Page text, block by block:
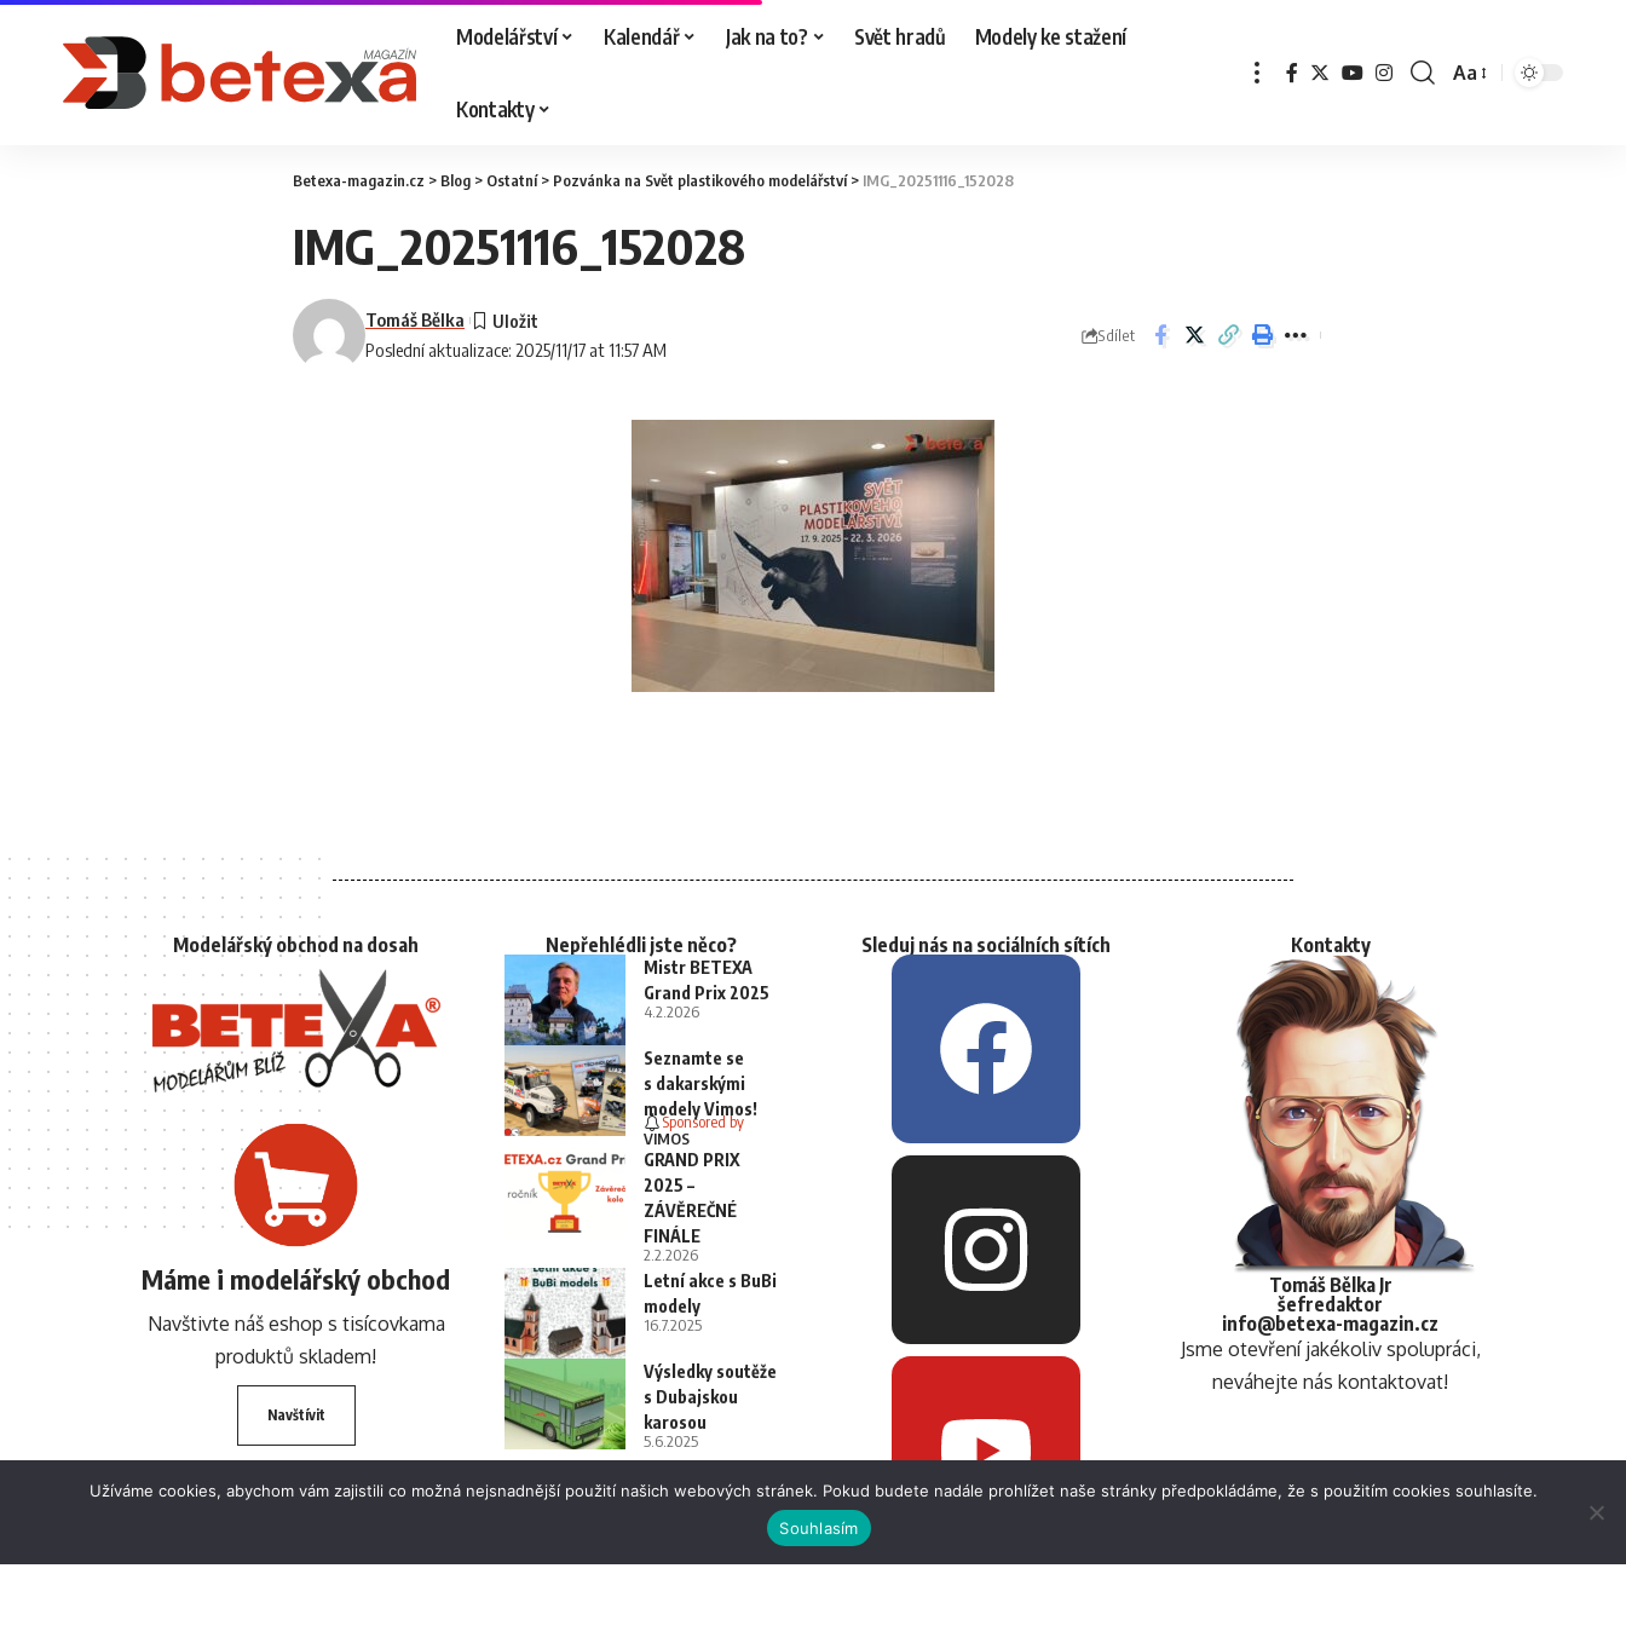
Modelářství Kalendář Jak na to? Svět hradů Modely ke stažení
Kontakty
Aa
Betexa-magazin.cz > Blog > Ostatní> Pozvánka na Svět plastikového modelářství> IMG_20251116_152028
IMG_20251116_152028
Poslední aktualizace: 2025/11/17 at 11:57 AM
Tomáš Bělka
Sdílet
Modelářský obchod na dosah
Máme i modelářský obchod
Navštivte náš eshop s tisícovkama
produktů skladem!
Navštívit
Nepřehlédli jste něco?
Mistr BETEXA
Grand Prix 2025
4.2.2026
Seznamte se
s dakarskými
modely Vimos!
Sponsored by
VIMOS
GRAND PRIX
2025 –
ZÁVĚREČNÉ
FINÁLE
2.2.2026
Letní akce s BuBi
modely
16.7.2025
Výsledky soutěže
s Dubajskou
karosou
5.6.2025
Sleduj nás na sociálních sítích Kontakty
Tomáš Bělka Jr
šefredaktor
info@betexa-magazin.cz
Jsme otevření jakékoliv spolupráci,
neváhejte nás kontaktovat!
Užíváme cookies, abychom vám zajistili co možná nejsnadnější použití našich webových stránek. Pokud budete nadále prohlížet naše stránky předpokládáme, že s použitím cookies souhlasíte.
Souhlasím